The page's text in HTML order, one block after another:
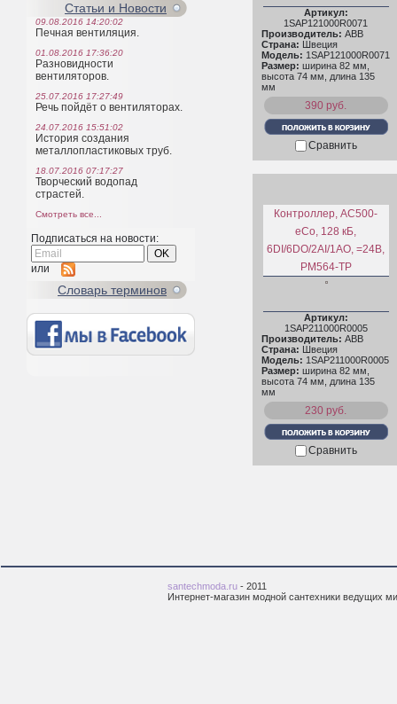
Статьи и Новости
09.08.2016 14:20:02
Печная вентиляция.
01.08.2016 17:36:20
Разновидности
вентиляторов.
25.07.2016 17:27:49
Речь пойдёт о вентиляторах.
24.07.2016 15:51:02
История создания
металлопластиковых труб.
18.07.2016 07:17:27
Творческий водопад
страстей.
Смотреть все...
Подписаться на новости:
или
Cловарь терминов
Артикул:
1SAP121000R0071
Производитель: ABB
Страна: Швеция
Модель: 1SAP121000R0071
Размер: ширина 82 мм,
высота 74 мм, длина 135
мм
390 руб.
Сравнить
Контроллер, AC500-
eCo, 128 кБ,
6DI/6DO/2AI/1AO, =24В,
PM564-TP
Артикул:
1SAP211000R0005
Производитель: ABB
Страна: Швеция
Модель: 1SAP211000R0005
Размер: ширина 82 мм,
высота 74 мм, длина 135
мм
230 руб.
Сравнить
santechmoda.ru - 2011
Интернет-магазин модной сантехники ведущих